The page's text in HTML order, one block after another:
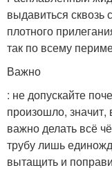
выдавиться сквозь
плотного
так по всему
Важно
: не допускайте
произошло, значит,
важно делать всё
трубу лишь
вытащить и